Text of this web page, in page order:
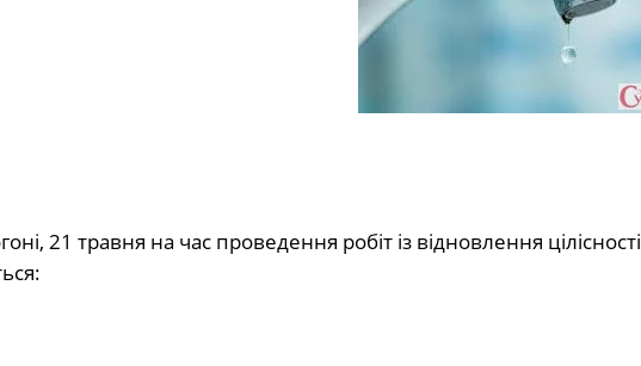
21 травня на час проведення робіт із відновлення цілісності